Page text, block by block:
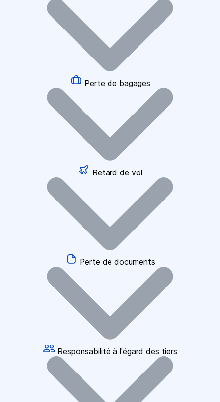
Perte de bagages
Retard de vol
Perte de documents
Responsabilité à l'égard des tiers